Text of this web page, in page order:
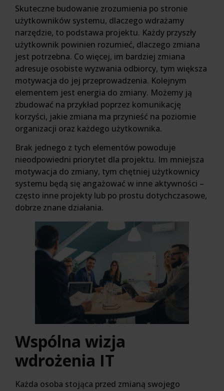
Skuteczne budowanie zrozumienia po stronie
użytkowników systemu, dlaczego wdrażamy
narzędzie, to podstawa projektu. Każdy przyszły
użytkownik powinien rozumieć, dlaczego zmiana
jest potrzebna. Co więcej, im bardziej zmiana
adresuje osobiste wyzwania odbiorcy, tym większa
motywacja do jej przeprowadzenia. Kolejnym
elementem jest energia do zmiany. Możemy ją
zbudować na przykład poprzez komunikację
korzyści, jakie zmiana ma przynieść na poziomie
organizacji oraz każdego użytkownika.
Brak jednego z tych elementów powoduje
nieodpowiedni priorytet dla projektu. Im mniejsza
motywacja do zmiany, tym chętniej użytkownicy
systemu będą się angażować w inne aktywności –
często inne projekty lub po prostu dotychczasowe,
dobrze znane działania.
Wspólna wizja
wdrożenia IT
Każda osoba stojąca przed zmianą swojego